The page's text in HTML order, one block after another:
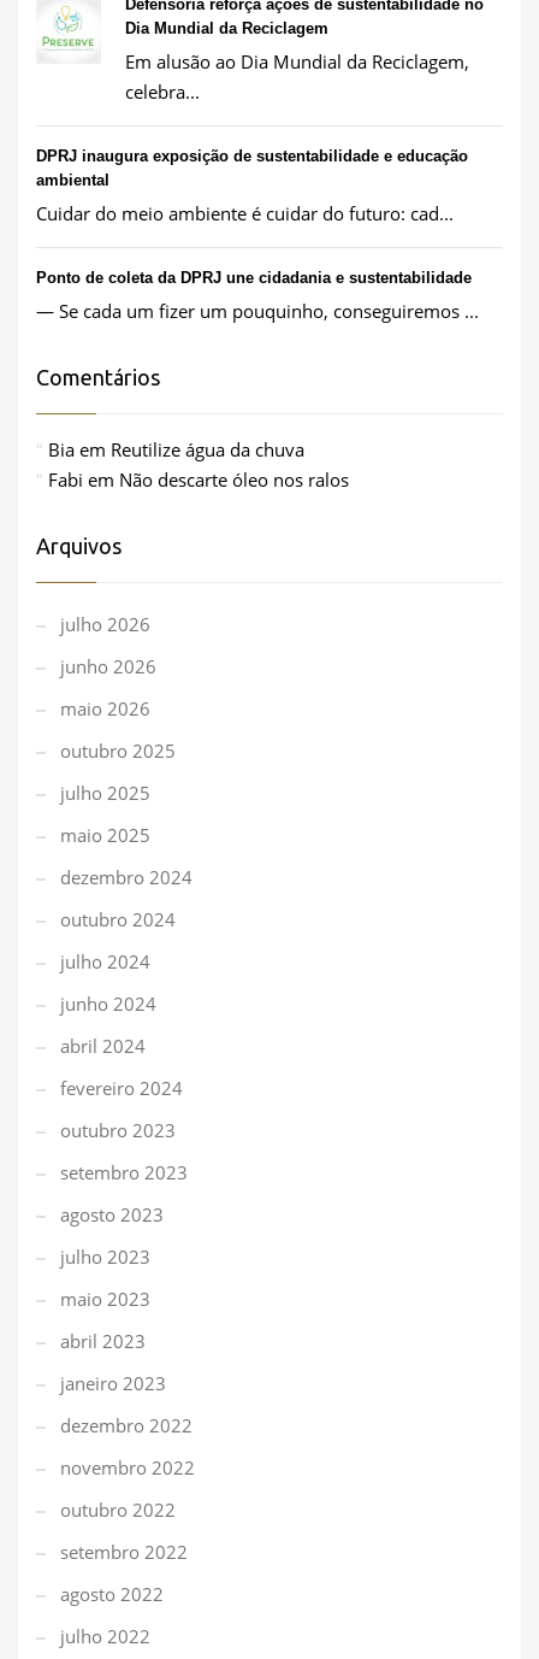
Defensoria reforça ações de sustentabilidade no
Dia Mundial da Reciclagem
Em alusão ao Dia Mundial da Reciclagem,
celebra...
DPRJ inaugura exposição de sustentabilidade e educação
ambiental
Cuidar do meio ambiente é cuidar do futuro: cad...
Ponto de coleta da DPRJ une cidadania e sustentabilidade
— Se cada um fizer um pouquinho, conseguiremos ...
Comentários
Bia em Reutilize água da chuva
Fabi em Não descarte óleo nos ralos
Arquivos
julho 2026
junho 2026
maio 2026
outubro 2025
julho 2025
maio 2025
dezembro 2024
outubro 2024
julho 2024
junho 2024
abril 2024
fevereiro 2024
outubro 2023
setembro 2023
agosto 2023
julho 2023
maio 2023
abril 2023
janeiro 2023
dezembro 2022
novembro 2022
outubro 2022
setembro 2022
agosto 2022
julho 2022